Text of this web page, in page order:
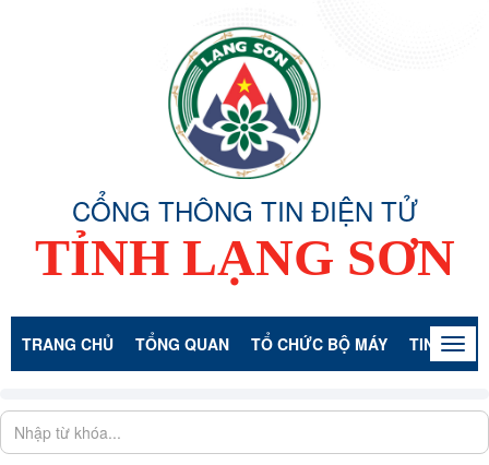
CỔNG THÔNG TIN ĐIỆN TỬ
TỈNH LẠNG SƠN
TRANG CHỦ TỔNG QUAN TỔ CHỨC BỘ MÁY TIN TỨC -